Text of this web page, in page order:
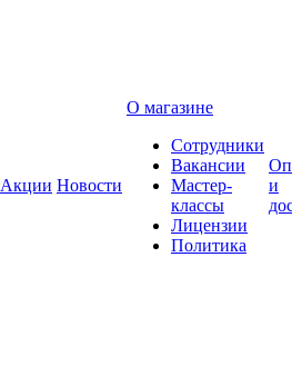
Акции Новости
О магазине
Сотрудники
Вакансии
Мастер-
классы
Лицензии
Политика
и